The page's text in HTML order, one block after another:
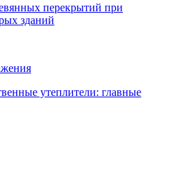
перекрытий при
зданий
утеплители: главные